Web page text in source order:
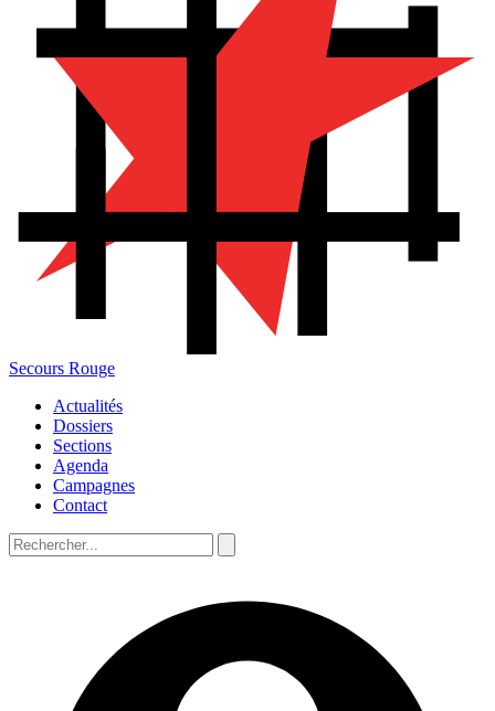
Secours Rouge
Actualités
Dossiers
Sections
Agenda
Campagnes
Contact